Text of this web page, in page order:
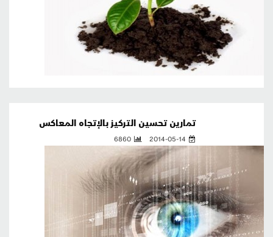
تمارين تحسين التركيز بالإتجاه المعاكس
2014-05-14
6860